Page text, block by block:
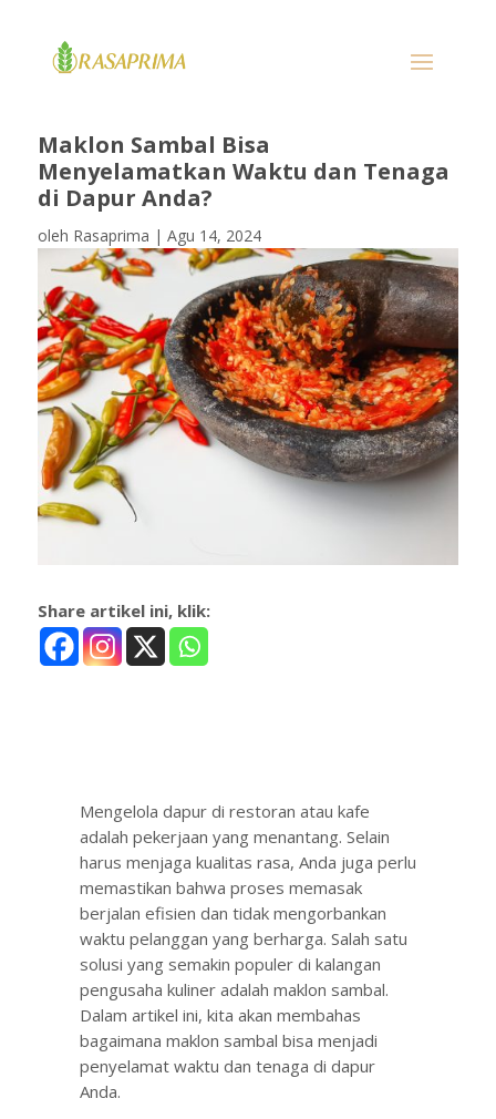
Maklon Sambal Bisa
Menyelamatkan Waktu dan Tenaga
di Dapur Anda?
oleh Rasaprima | Agu 14, 2024
Share artikel ini, klik:
Mengelola dapur di restoran atau kafe
adalah pekerjaan yang menantang. Selain
harus menjaga kualitas rasa, Anda juga perlu
memastikan bahwa proses memasak
berjalan efisien dan tidak mengorbankan
waktu pelanggan yang berharga. Salah satu
solusi yang semakin populer di kalangan
pengusaha kuliner adalah maklon sambal.
Dalam artikel ini, kita akan membahas
bagaimana maklon sambal bisa menjadi
penyelamat waktu dan tenaga di dapur
Anda.